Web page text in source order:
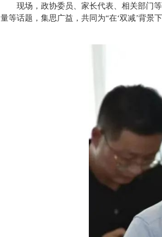
现场，政协委员、家长代表、相关部门
量等话题，集思广益，共同为“在‘双减’背景